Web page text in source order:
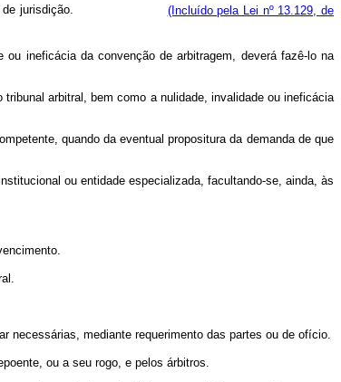
jurisdição.
(Incluído pela Lei nº 13.129, de
ineficácia da convenção de arbitragem, deverá fazê-lo na
arbitral, bem como a nulidade, invalidade ou ineficácia
quando da eventual propositura da demanda de que
ou entidade especializada, facultando-se, ainda, às
necessárias, mediante requerimento das partes ou de ofício.
ou a seu rogo, e pelos árbitros.